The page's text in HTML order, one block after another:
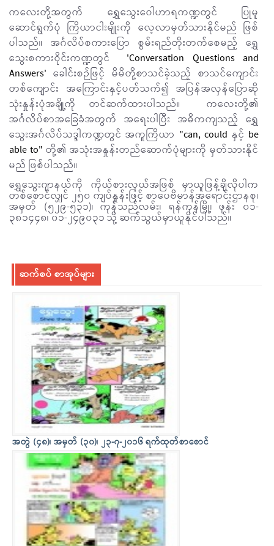
ကလေးတို့အတွက် ရွှေသွေးဝေါဟာရကဏ္ဍတွင် ပြုမူ
ဆောင်ရွက်ပုံ ကြိယာငါးမျိုးကို လေ့လာမှတ်သားနိုင်မည် ဖြစ်
ပါသည်။ အင်္ဂလိပ်စကားပြော စွမ်းရည်တိုးတက်စေမည့် ရွှေ
သွေးစကားဝိုင်းကဏ္ဍတွင်
'Conversation Questions and
Answers' ခေါင်းစဉ်ဖြင့် မိမိတို့စာသင်ခဲ့သည့် စာသင်ကျောင်း
တစ်ကျောင်း အကြောင်းနှင့်ပတ်သက်၍ အပြန်အလှန်ပြောဆို
သုံးနှုန်းပုံအချို့ကို တင်ဆက်ထားပါသည်။
ကလေးတို့၏
အင်္ဂလိပ်စာအခြေခံအတွက် အရေးပါပြီး အဓိကကျသည့် ရွှေ
သွေးအင်္ဂလိပ်သဒ္ဒါကဏ္ဍတွင် အကူကြိယာ "can, could နှင့် be
able to" တို့၏ အသုံးအနှုန်းတည်ဆောက်ပုံများကို မှတ်သားနိုင်
မည် ဖြစ်ပါသည်။
ရွှေသွေးဂျာနယ်ကို ကိုယ်စားလှယ်အဖြစ် မှာယူဖြန့်ချိလိုပါက
တစ်စောင်လျှင် ၂၅၀ ကျပ်နှုန်းဖြင့် စာပေဗိမာန်အရောင်းဌာနစု၊
အမှတ် (၅၂၉-၅၃၁)၊ ကုန်သည်လမ်း၊ ရန်ကုန်မြို့၊ ဖုန်း ၀၁-
၃၈၁၄၄၈၊ ၀၁-၂၄၉၀၃၁ သို့ ဆက်သွယ်မှာယူနိုင်ပါသည်။
ဆက်စပ် စာအုပ်များ
အတွဲ (၄၈)၊ အမှတ် (၃၀)၊ ၂၃-၇-၂၀၁၆ ရက်ထုတ်စာစောင်